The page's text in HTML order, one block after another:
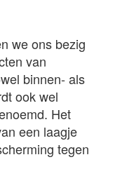
we ons bezig
van
binnen- als
ook wel
Het
een laagje
tegen